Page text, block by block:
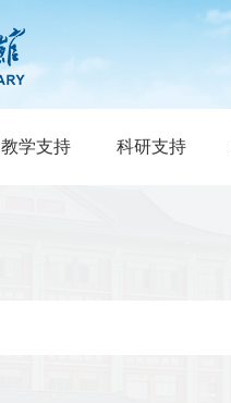
教学支持 科研支持